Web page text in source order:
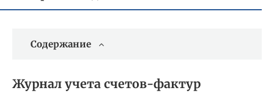
Содержание
Журнал учета счетов-фактур